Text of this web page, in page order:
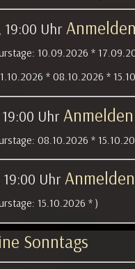
19:00 Uhr Anmelden
10.09.2026 *
* 08.10.2026 *
Uhr Anmelden
08.10.2026 *
19:00 Uhr Anmelden
15.10.2026 * )
Sonntags